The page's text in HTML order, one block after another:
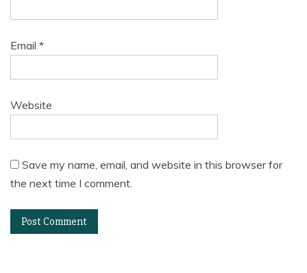
Email *
Website
Save my name, email, and website in this browser for
the next time I comment.